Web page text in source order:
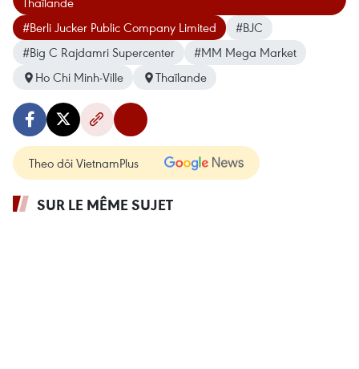
#Berli Jucker Public Company Limited
#BJC
#Big C Rajdamri Supercenter
#MM Mega Market
Ho Chi Minh-Ville
Thaïlande
Theo dõi VietnamPlus
SUR LE MÊME SUJET